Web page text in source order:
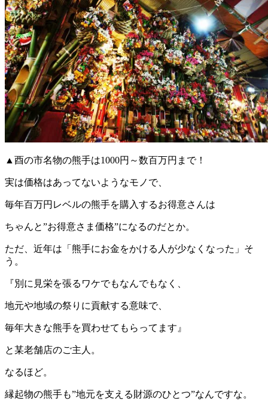
▲酉の市名物の熊手は1000円～数百万円まで！
実は価格はあってないようなモノで、
毎年百万円レベルの熊手を購入するお得意さんは
ちゃんと”お得意さま価格”になるのだとか。
ただ、近年は「熊手にお金をかける人が少なくなった」そ
う。
『別に見栄を張るワケでもなんでもなく、
地元や地域の祭りに貢献する意味で、
毎年大きな熊手を買わせてもらってます』
と某老舗店のご主人。
なるほど。
縁起物の熊手も”地元を支える財源のひとつ”なんですな。